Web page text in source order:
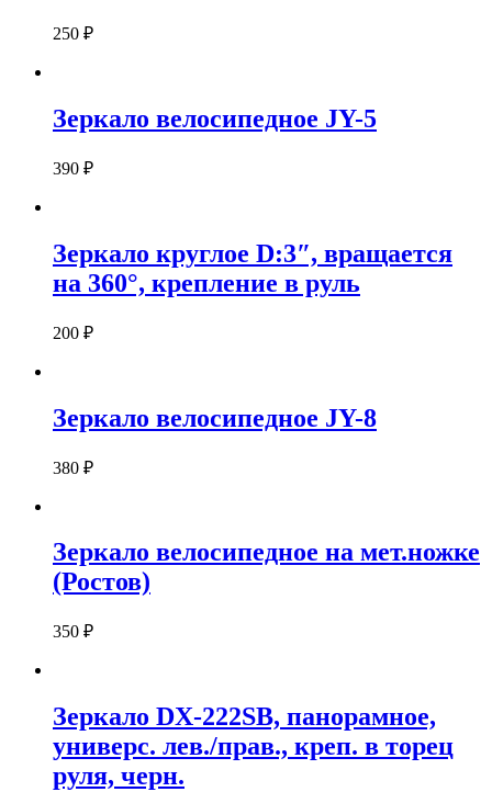
250 ₽
Зеркало велосипедное JY-5
390 ₽
Зеркало круглое D:3″, вращается
на 360°, крепление в руль
200 ₽
Зеркало велосипедное JY-8
380 ₽
Зеркало велосипедное на мет.ножке
(Ростов)
350 ₽
Зеркало DX-222SB, панорамное,
универс. лев./прав., креп. в торец
руля, черн.